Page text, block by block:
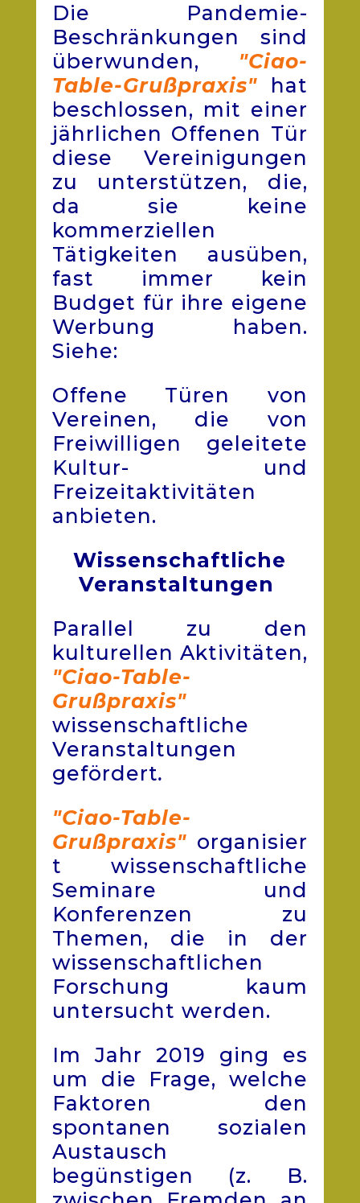
Die Pandemie-
Beschränkungen sind
überwunden, "Ciao-
Table-Grußpraxis"hat
beschlossen, mit einer
jährlichen Offenen Tür
diese Vereinigungen
zu unterstützen, die,
da sie keine
kommerziellen
Tätigkeiten ausüben,
fast immer kein
Budget für ihre eigene
Werbung haben.
Siehe:
Offene Türen von
Vereinen, die von
Freiwilligen geleitete
Kultur- und
Freizeitaktivitäten
anbieten.
Wissenschaftliche
Veranstaltungen
Parallel zu den
kulturellen Aktivitäten,
"Ciao-Table-
Grußpraxis"
wissenschaftliche
Veranstaltungen
gefördert.
"Ciao-Table-
Grußpraxis"organisier
t wissenschaftliche
Seminare und
Konferenzen zu
Themen, die in der
wissenschaftlichen
Forschung kaum
untersucht werden.
Im Jahr 2019 ging es
um die Frage, welche
Faktoren den
spontanen sozialen
Austausch
begünstigen (z. B.